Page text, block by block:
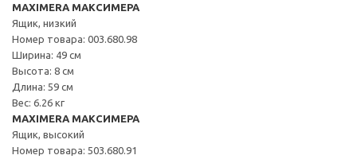
MAXIMERA МАКСИМЕРА
Ящик, низкий
Номер товара: 003.680.98
Ширина: 49 см
Высота: 8 см
Длина: 59 см
Вес: 6.26 кг
MAXIMERA МАКСИМЕРА
Ящик, высокий
Номер товара: 503.680.91